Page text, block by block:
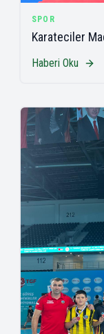
SPOR
Karateciler
Haberi Oku